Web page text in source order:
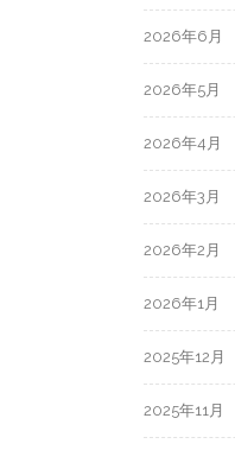
2026年6月
2026年5月
2026年4月
2026年3月
2026年2月
2026年1月
2025年12月
2025年11月